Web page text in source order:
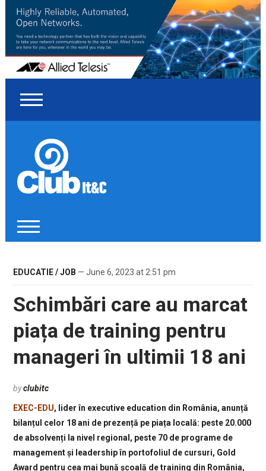
EDUCATIE / JOB — June 6, 2023 at 2:51 pm
Schimbări care au marcat
piața de training pentru
manageri în ultimii 18 ani
byclubitc
EXEC-EDU, lider în executive education din România, anunță
bilanțul celor 18 ani de prezență pe piața locală: peste 20.000
de absolvenți la nivel regional, peste 70 de programe de
management și leadership în portofoliul de cursuri, Gold
Award pentru cea mai bună școală de training din România,